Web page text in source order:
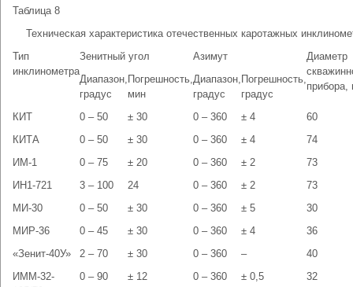
Таблица 8
Техническая характеристика отечественных каротажных
Тип
инклинометра
Зенитный угол Азимут
Диаметр
прибора,
Диапазон,
градус
Погрешность,
мин
Диапазон,
градус
Погрешность,
градус
КИТ
0 – 50 ± 30 0 – 360 ± 4
60
КИТА
0 – 50 ± 30 0 – 360 ± 4
74
ИМ-1
0 – 75 ± 20 0 – 360 ± 2
73
ИН1-721
3 – 100 24 0 – 360 ± 2
73
МИ-30
0 – 50 ± 30 0 – 360 ± 5
30
МИР-36
0 – 45 ± 30 0 – 360 ± 4
36
«Зенит-40У»
2 – 70 ± 30 0 – 360 –
40
ИММ-32-
0 – 90 ± 12 0 – 360 ± 0,5 32